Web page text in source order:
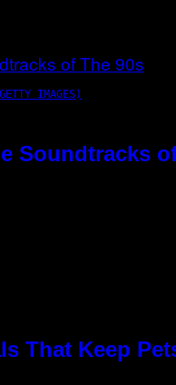
IMAGES)
Soundtracks
That Keep